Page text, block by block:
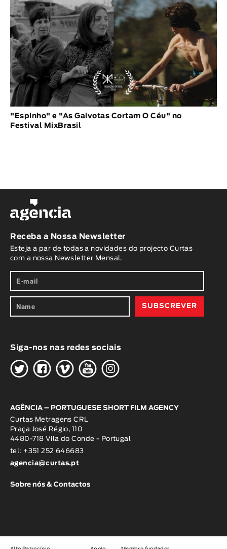
"Espinho" e "As Gaivotas Cortam O Céu" no
Festival MixBrasil
Receba a Nossa Newsletter
Esteja a par de todas a novidades do projecto Curtas
com a nossa Newsletter Mensal.
Siga-nos nas redes sociais
HGWOK
AGÊNCIA – PORTUGUESE SHORT FILM AGENCY
Curtas Metragens CRL
Praça José Régio, 110
4480-718 Vila do Conde - Portugal
tel: +351 252 646683
agencia@curtas.pt
Sobre nós & Contactos